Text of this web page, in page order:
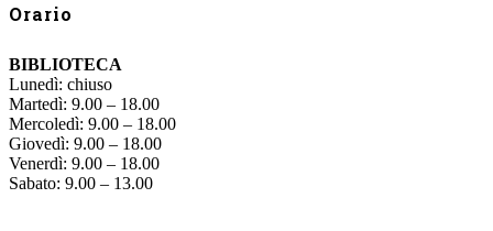
Orario
BIBLIOTECA
Lunedì: chiuso
Martedì: 9.00 – 18.00
Mercoledì: 9.00 – 18.00
Giovedì: 9.00 – 18.00
Venerdì: 9.00 – 18.00
Sabato: 9.00 – 13.00